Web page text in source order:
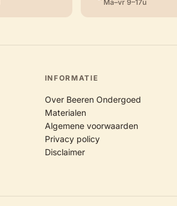
Ma–vr 9–17u
INFORMATIE
Over Beeren Ondergoed
Materialen
Algemene voorwaarden
Privacy policy
Disclaimer